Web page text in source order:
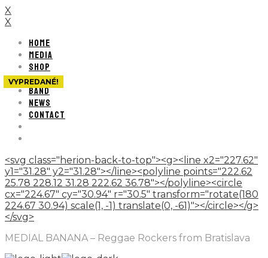
X
X
HOME
MEDIA
SHOP
SHOWS
BAND
NEWS
CONTACT
<svg class="herion-back-to-top"><g><line x2="227.62"
y1="31.28" y2="31.28"></line><polyline points="222.62
25.78 228.12 31.28 222.62 36.78"></polyline><circle
cx="224.67" cy="30.94" r="30.5" transform="rotate(180
224.67 30.94) scale(1, -1) translate(0, -61)"></circle></g>
</svg>
MEDIAL BANANA – Reggae Rockers from Bratislava
VYPREDANÉ!